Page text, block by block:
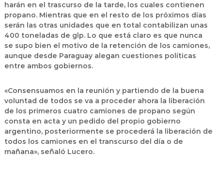
harán en el trascurso de la tarde, los cuales contienen
propano. Mientras que en el resto de los próximos días
serán las otras unidades que en total contabilizan unas
400 toneladas de glp. Lo que está claro es que nunca
se supo bien el motivo de la retención de los camiones,
aunque desde Paraguay alegan cuestiones políticas
entre ambos gobiernos.
«Consensuamos en la reunión y partiendo de la buena
voluntad de todos se va a proceder ahora la liberación
de los primeros cuatro camiones de propano según
consta en acta y un pedido del propio gobierno
argentino, posteriormente se procederá la liberación de
todos los camiones en el transcurso del día o de
mañana», señaló Lucero.